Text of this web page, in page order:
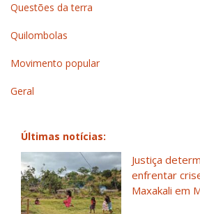
Questões da terra
Quilombolas
Movimento popular
Geral
Últimas notícias:
Justiça
enfrentar
Maxakali em